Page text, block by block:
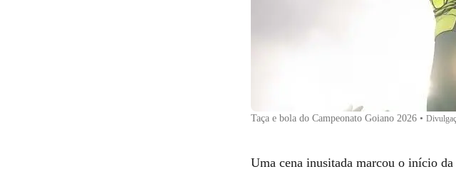
Taça e bola do Campeonato Goiano 2026 •
Uma cena inusitada marcou o início